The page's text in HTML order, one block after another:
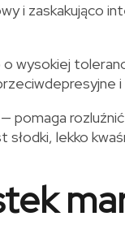
i zaskakująco
o wysokiej
i
pomaga
lekko